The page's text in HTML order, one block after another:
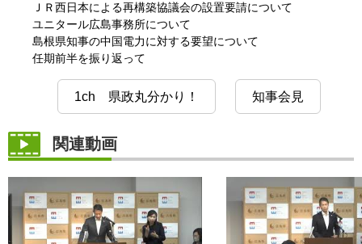
ＪＲ西日本による再構築協議会の設置要請について
ユニタール広島事務所について
島根県知事の中国電力に対する要望について
任期前半を振り返って
1ch 県政丸分かり！ 知事会見
関連動画